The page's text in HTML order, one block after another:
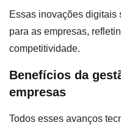
Essas inovações digitais
para as empresas,
competitividade.
Benefícios da
empresas
Todos esses avanços